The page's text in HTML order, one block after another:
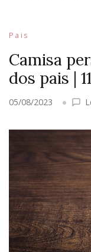
Pais
Camisa
dos pais |
05/08/2023